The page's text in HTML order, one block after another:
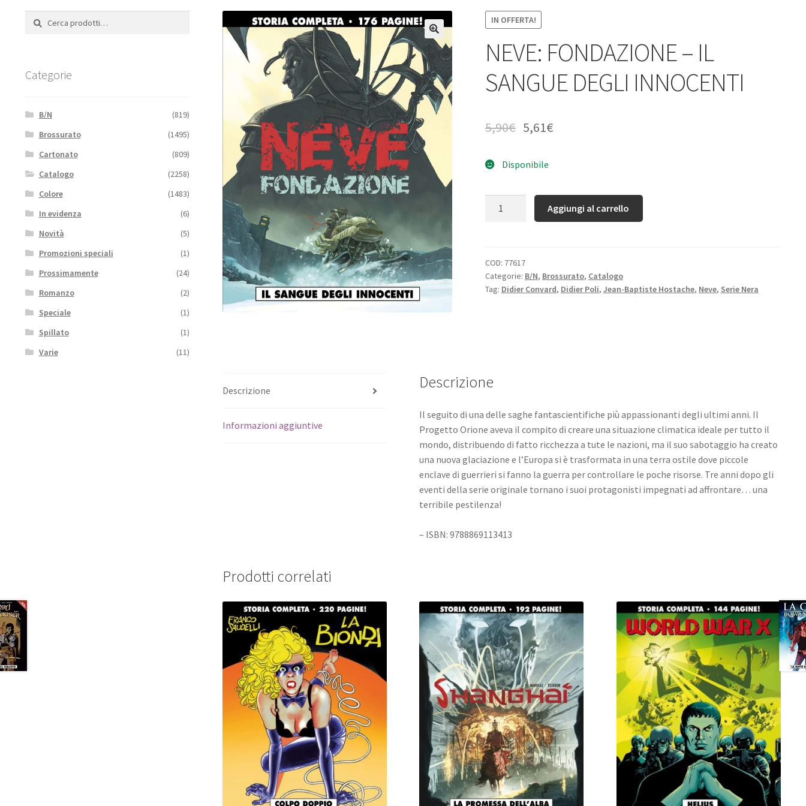
IN OFFERTA!
NEVE: FONDAZIONE – IL
SANGUE DEGLI INNOCENTI
5,90€ 5,61€
Disponibile
Aggiungi al carrello
COD: 77617
Categorie: B/N, Brossurato, Catalogo
Tag: Didier Convard, Didier Poli, Jean-Baptiste Hostache, Neve, Serie Nera
Descrizione
Informazioni aggiuntive
Descrizione
Il seguito di una delle saghe fantascientifiche più appassionanti degli ultimi anni. Il
Progetto Orione aveva il compito di creare una situazione climatica ideale per tutto il
mondo, distribuendo di fatto ricchezza a tute le nazioni, ma il suo sabotaggio ha creato
una nuova glaciazione e l’Europa si è trasformata in una terra ostile dove piccole
enclave di guerrieri si fanno la guerra per controllare le poche risorse. Tre anni dopo gli
eventi della serie originale tornano i suoi protagonisti impegnati ad affrontare… una
terribile pestilenza!
– ISBN: 9788869113413
Prodotti correlati
Cerca:
Cerca
Categorie
B/N
(819)
Brossurato
(1495)
Cartonato
(809)
Catalogo
(2258)
Colore
(1483)
In evidenza
(6)
Novità
(5)
Promozioni speciali
(1)
Prossimamente
(24)
Romanzo
(2)
Speciale
(1)
Spillato
(1)
Varie
(11)